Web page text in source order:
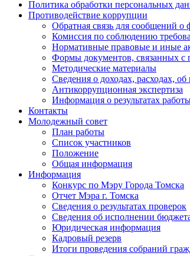
Политика обработки персональных
Прoтивoдeйствие кoрpупции
Обратная связь для сообщений о
Комиссия по соблюдению
Нормативные правовые и иные
Формы документов, связанных с
Методические материалы
Сведения о доходах, расходах,
Антикоррупционная экспертиза
Информация о результатах
Контакты
Молодежный совет
План работы
Список участников
Положение
Общая информация
Информация
Конкурс по Мэру Города Томска
Отчет Мэра г. Томска
Сведения о результатах проверок
Сведения об исполнении
Юридическая информация
Кадровый резерв
Итоги проведения собраний